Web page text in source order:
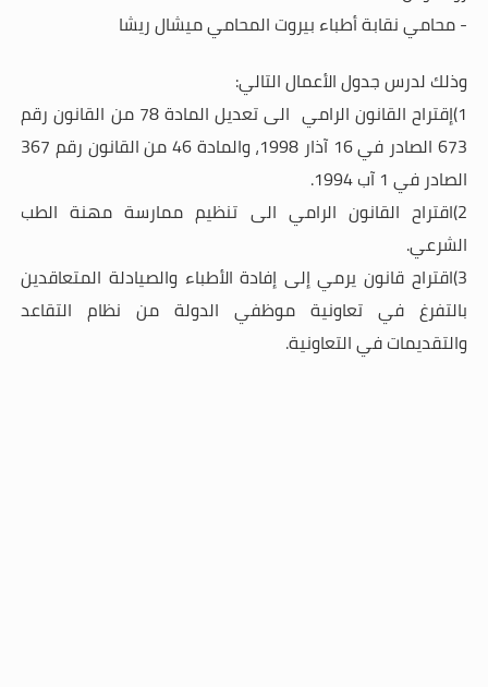
- محامي نقابة أطباء بيروت المحامي ميشال ريشا
وذلك لدرس جدول الأعمال التالي:
1)إقتراح القانون الرامي الى تعديل المادة 78 من القانون رقم
673 الصادر في 16 آذار 1998، والمادة 46 من القانون رقم 367
الصادر في 1 آب 1994
.
2)اقتراح القانون الرامي الى تنظيم ممارسة مهنة الطب
الشرعي.
3)اقتراح قانون يرمي إلى إفادة الأطباء والصيادلة المتعاقدين
بالتفرغ في تعاونية موظفي الدولة من نظام التقاعد
والتقديمات في التعاونية.